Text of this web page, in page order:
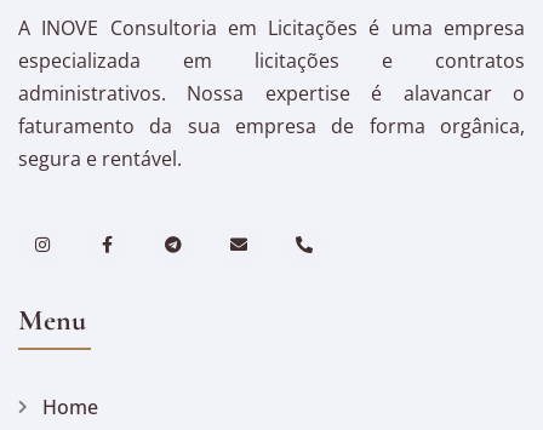
A INOVE Consultoria em Licitações é uma empresa
especializada em licitações e contratos
administrativos. Nossa expertise é alavancar o
faturamento da sua empresa de forma orgânica,
segura e rentável.
Menu
Home